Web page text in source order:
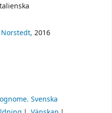
Norstedt, 2016
Svenska